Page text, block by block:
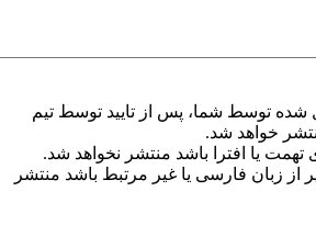
شده توسط شما، پس از تایید توسط تیم
خواهد شد.
تهمت یا افترا باشد منتشر نخواهد شد.
از زبان فارسی یا غیر مرتبط باشد منتشر